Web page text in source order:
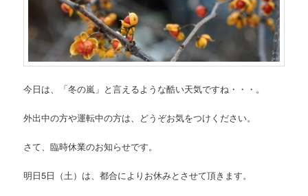
今日は、「冬の嵐」と言えるような酷い天気ですね・・・。
外出中の方や運転中の方は、どうぞお気をつけください。
さて、臨時休業のお知らせです。
明日5日（土）は、都合によりお休みとさせて頂きます。